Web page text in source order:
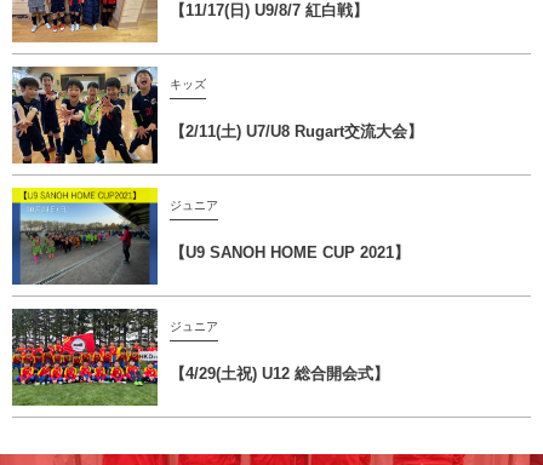
【11/17(日) U9/8/7 紅白戦】
キッズ
【2/11(土) U7/U8 Rugart交流大会】
ジュニア
【U9 SANOH HOME CUP 2021】
ジュニア
【4/29(土祝) U12 総合開会式】